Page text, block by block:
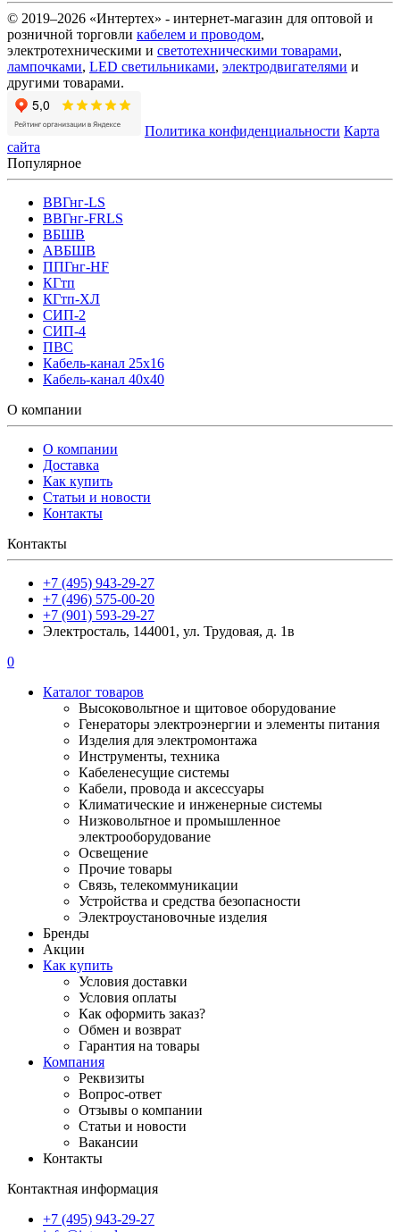
© 2019–2026 «Интертех» - интернет-магазин для оптовой и
розничной торговли кабелем и проводом,
электротехническими и светотехническими товарами,
лампочками, LED светильниками, электродвигателями и
другими товарами.
Политика конфиденциальности Карта
сайта
Популярное
ВВГнг-LS
ВВГнг-FRLS
ВБШВ
АВБШВ
ППГнг-HF
КГтп
КГтп-ХЛ
СИП-2
СИП-4
ПВС
Кабель-канал 25х16
Кабель-канал 40х40
О компании
О компании
Доставка
Как купить
Статьи и новости
Контакты
Контакты
+7 (495) 943-29-27
+7 (496) 575-00-20
+7 (901) 593-29-27
Электросталь, 144001, ул. Трудовая, д. 1в
0
Каталог товаров
Высоковольтное и щитовое оборудование
Генераторы электроэнергии и элементы питания
Изделия для электромонтажа
Инструменты, техника
Кабеленесущие системы
Кабели, провода и аксессуары
Климатические и инженерные системы
Низковольтное и промышленное
электрооборудование
Освещение
Прочие товары
Связь, телекоммуникации
Устройства и средства безопасности
Электроустановочные изделия
Бренды
Акции
Как купить
Условия доставки
Условия оплаты
Как оформить заказ?
Обмен и возврат
Гарантия на товары
Компания
Реквизиты
Вопрос-ответ
Отзывы о компании
Статьи и новости
Вакансии
Контакты
Контактная информация
+7 (495) 943-29-27